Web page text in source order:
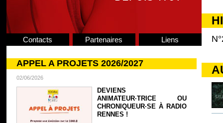
Contacts Partenaires Liens
APPEL A PROJETS 2026/2027
02/06/2026
DEVIENS
ANIMATEUR·TRICE OU
CHRONIQUEUR·SE À RADIO
RENNES !